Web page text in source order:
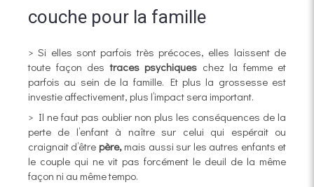
couche pour la famille
> Si elles sont parfois très précoces, elles laissent de
toute façon destraces psychiques chez la femme et
parfois au sein de la famille. Et plus la grossesse est
investie affectivement, plus l’impact sera important.
> Il ne faut pas oublier non plus les conséquences de la
perte de l’enfant à naître sur celui qui espérait ou
craignait d’être père, mais aussi sur les autres enfants et
le couple qui ne vit pas forcément le deuil de la même
façon ni au même tempo.